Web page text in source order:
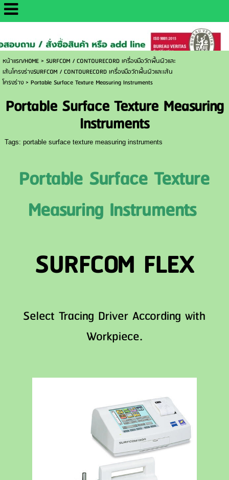
http://www.daisaemetrology.co.th/
หน้าแรก/HOME> SURFCOM / CONTOURECORD เครื่องมือวัดพื้นผิวและ
เส้นโครงร่างSURFCOM / CONTOURECORD เครื่องมือวัดพื้นผิวและเส้น
โครงร่าง> Portable Surface Texture Measuring Instruments
Portable Surface Texture Measuring
Instruments
Tags: portable surface texture measuring instruments
Portable Surface Texture
Measuring Instruments
SURFCOM FLEX
Select Tracing Driver According with
Workpiece.